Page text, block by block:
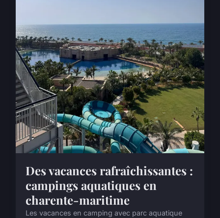
Des vacances rafraîchissantes :
campings aquatiques en
charente-maritime
Les vacances en camping avec parc aquatique